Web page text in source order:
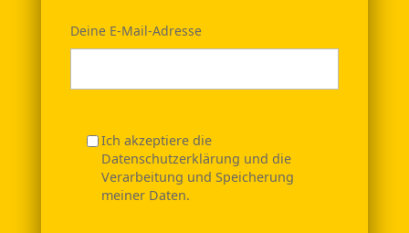
Deine E-Mail-Adresse
Ich akzeptiere die
Datenschutzerklärung und die
Verarbeitung und Speicherung
meiner Daten.